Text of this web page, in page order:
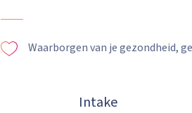
Waarborgen van je gezondheid,
Intake